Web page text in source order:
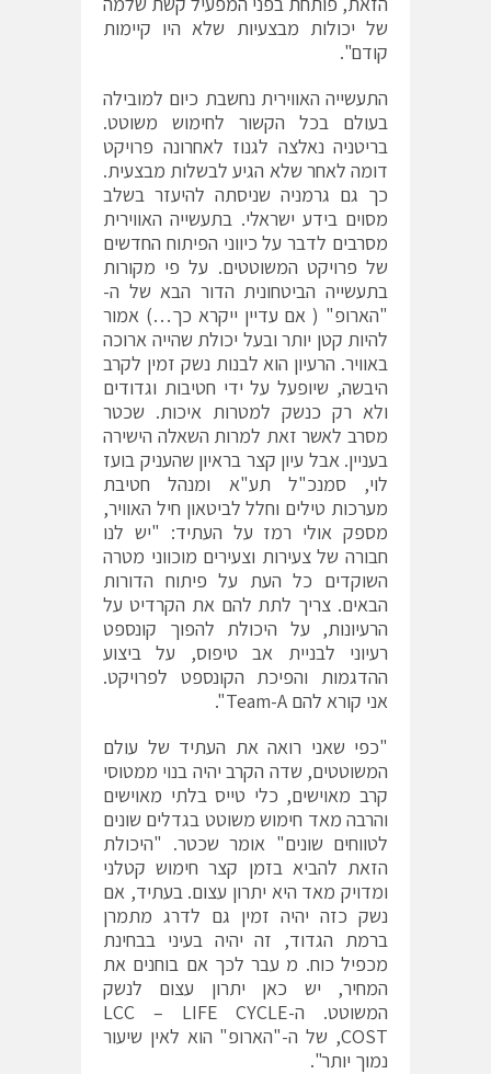
של יכולות מבצעיות שלא היו קיימות
קודם".
התעשייה האווירית נחשבת כיום למובילה
בעולם בכל הקשור לחימוש משוטט.
בריטניה נאלצה לגנוז לאחרונה פרויקט
דומה לאחר שלא הגיע לבשלות מבצעית.
כך גם גרמניה שניסתה להיעזר בשלב
מסוים בידע ישראלי. בתעשייה האווירית
מסרבים לדבר על כיווני הפיתוח החדשים
של פרויקט המשוטטים. על פי מקורות
בתעשייה הביטחונית הדור הבא של ה-
"הארופ" ( אם עדיין ייקרא כך…) אמור
להיות קטן יותר ובעל יכולת שהייה ארוכה
באוויר. הרעיון הוא לבנות נשק זמין לקרב
היבשה, שיופעל על ידי חטיבות וגדודים
ולא רק כנשק למטרות איכות. שכטר
מסרב לאשר זאת למרות השאלה הישירה
בעניין. אבל עיון קצר בראיון שהעניק בועז
לוי, סמנכ"ל תע"א ומנהל חטיבת
מערכות טילים וחלל לביטאון חיל האוויר,
מספק אולי רמז על העתיד: "יש לנו
חבורה של צעירות וצעירים מוכווני מטרה
השוקדים כל העת על פיתוח הדורות
הבאים. צריך לתת להם את הקרדיט על
הרעיונות, על היכולת להפוך קונספט
רעיוני לבניית אב טיפוס, על ביצוע
ההדגמות והפיכת הקונספט לפרויקט.
אני קורא להם Team-A".
"כפי שאני רואה את העתיד של עולם
המשוטטים, שדה הקרב יהיה בנוי ממטוסי
קרב מאוישים, כלי טייס בלתי מאוישים
והרבה מאד חימוש משוטט בגדלים שונים
לטווחים שונים" אומר שכטר. "היכולת
הזאת להביא בזמן קצר חימוש קטלני
ומדויק מאד היא יתרון עצום. בעתיד, אם
נשק כזה יהיה זמין גם לדרג מתמרן
ברמת הגדוד, זה יהיה בעיני בבחינת
מכפיל כוח. מ עבר לכך אם בוחנים את
המחיר, יש כאן יתרון עצום לנשק
המשוטט. ה-LCC – LIFE CYCLE
COST, של ה-"הארופ" הוא לאין שיעור
נמוך יותר".